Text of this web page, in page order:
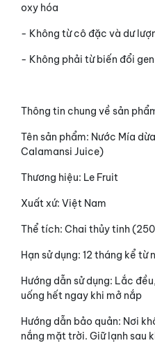
oxy hóa
- Không từ cô đặc và dư
- Không phải từ biến đổi
Thông tin chung về sản
Tên sản phẩm: Nước Mía
Calamansi Juice)
Thương hiệu: Le Fruit
Xuất xứ: Việt Nam
Thể tích: Chai thủy tinh
Hạn sử dụng: 12 tháng kể từ
Hướng dẫn sử dụng: Lắc
uống hết ngay khi mở nắp
Hướng dẫn bảo quản: Nơi
nắng mặt trời. Giữ lạnh sau